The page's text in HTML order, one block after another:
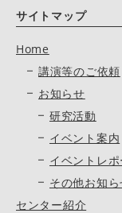
サイトマップ
Home
講演等のご依頼
お知らせ
研究活動
イベント案内
イベントレポ
その他お知ら
センター紹介